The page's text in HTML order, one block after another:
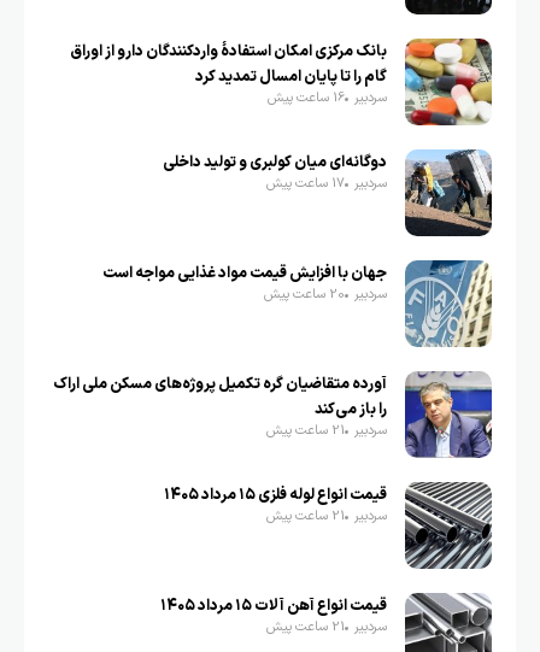
بانک مرکزی امکان استفادۀ واردکنندگان دارو از اوراق
گام را تا پایان امسال تمدید کرد
سردبیر 16 ساعت پیش
دوگانه‌ای میان کولبری و تولید داخلی
سردبیر 17 ساعت پیش
جهان با افزایش قیمت مواد غذایی مواجه است
سردبیر 20 ساعت پیش
آورده متقاضیان گره تکمیل پروژه‌های مسکن ملی اراک
را باز می‌کند
سردبیر 21 ساعت پیش
قیمت انواع لوله فلزی ۱۵ مرداد ۱۴۰۵
سردبیر 21 ساعت پیش
قیمت انواع آهن آلات ۱۵ مرداد ۱۴۰۵
سردبیر 21 ساعت پیش